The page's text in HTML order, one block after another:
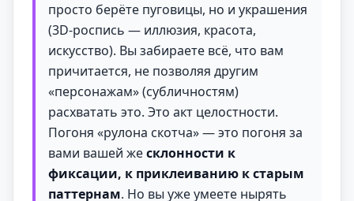
просто берёте пуговицы, но и украшения
(3D-роспись — иллюзия, красота,
искусство). Вы забираете всё, что вам
причитается, не позволяя другим
«персонажам» (субличностям)
расхватать это. Это акт целостности.
Погоня «рулона скотча» — это погоня за
вами вашей жесклонности к
фиксации, к приклеиванию к старым
паттернам. Но вы уже умеете нырять